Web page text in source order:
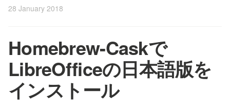
28 January 2018
Homebrew-Caskで
LibreOfficeの日本語版を
インストール